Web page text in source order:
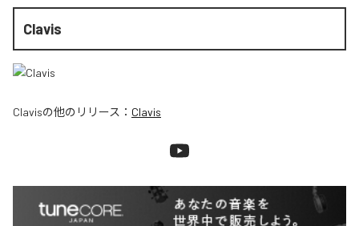
Clavis
Clavisの他のリリース： Clavis